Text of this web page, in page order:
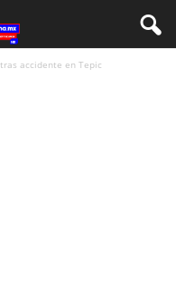
accidente en Tepic